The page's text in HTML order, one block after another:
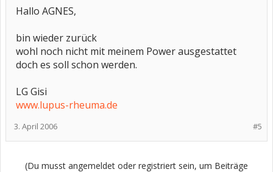
Hallo AGNES,
bin wieder zurück
wohl noch nicht mit meinem Power ausgestattet
doch es soll schon werden.
LG Gisi
www.lupus-rheuma.de
#5
3. April 2006
(Du musst angemeldet oder registriert sein, um Beiträge